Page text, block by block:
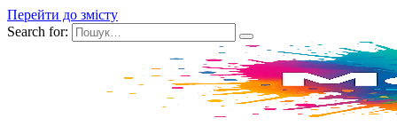
Перейти до змісту
Search for: